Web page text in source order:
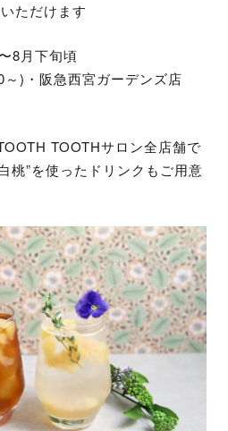
ただけます
8月下旬頃
)・阪急西宮ガーデンズ店
TOOTHサロン全店舗で
桃”を使ったドリンクもご用意